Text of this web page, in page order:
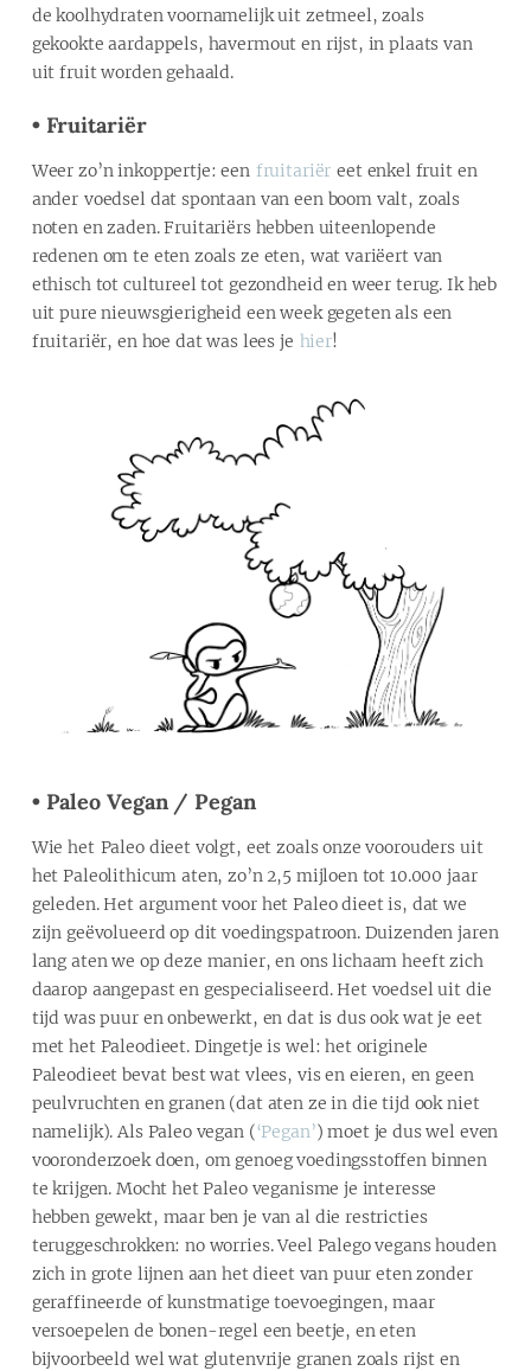
de koolhydraten voornamelijk uit zetmeel, zoals
gekookte aardappels, havermout en rijst, in plaats van
uit fruit worden gehaald.
• Fruitariër
Weer zo’n inkoppertje: een fruitariër eet enkel fruit en
ander voedsel dat spontaan van een boom valt, zoals
noten en zaden. Fruitariërs hebben uiteenlopende
redenen om te eten zoals ze eten, wat variëert van
ethisch tot cultureel tot gezondheid en weer terug. Ik heb
uit pure nieuwsgierigheid een week gegeten als een
fruitariër, en hoe dat was lees je hier!
• Paleo Vegan / Pegan
Wie het Paleo dieet volgt, eet zoals onze voorouders uit
het Paleolithicum aten, zo’n 2,5 mijloen tot 10.000 jaar
geleden. Het argument voor het Paleo dieet is, dat we
zijn geëvolueerd op dit voedingspatroon. Duizenden jaren
lang aten we op deze manier, en ons lichaam heeft zich
daarop aangepast en gespecialiseerd. Het voedsel uit die
tijd was puur en onbewerkt, en dat is dus ook wat je eet
met het Paleodieet. Dingetje is wel: het originele
Paleodieet bevat best wat vlees, vis en eieren, en geen
peulvruchten en granen (dat aten ze in die tijd ook niet
namelijk). Als Paleo vegan (‘Pegan’) moet je dus wel even
vooronderzoek doen, om genoeg voedingsstoffen binnen
te krijgen. Mocht het Paleo veganisme je interesse
hebben gewekt, maar ben je van al die restricties
teruggeschrokken: no worries. Veel Palego vegans houden
zich in grote lijnen aan het dieet van puur eten zonder
geraffineerde of kunstmatige toevoegingen, maar
versoepelen de bonen-regel een beetje, en eten
bijvoorbeeld wel wat glutenvrije granen zoals rijst en